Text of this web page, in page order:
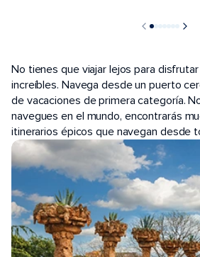
No tienes que viajar lejos para
increíbles. Navega desde un puerto
de vacaciones de primera categoría.
navegues en el mundo, encontrarás
itinerarios épicos que navegan desde